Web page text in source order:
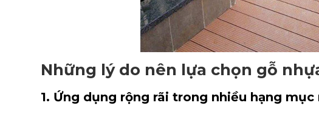
Những lý do nên lựa chọn gỗ
1. Ứng dụng rộng rãi trong nhiều hạng